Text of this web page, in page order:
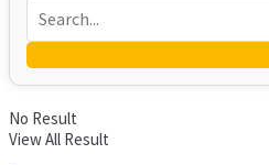
No Result
View All Result